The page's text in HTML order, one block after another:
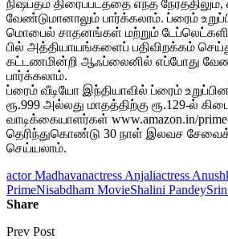
நிஷப்தம் திரைப்படத்தை எந்த நேரத்திலும்,
வேண்டுமானாலும் பார்க்கலாம். ப்ரைம்
மொபைல் சாதனங்கள் மற்றும்
பில் அத்தியாயங்களைப் பதிவிறக்கம்
கட்டணமின்றி ஆஃப்லைனில் எப்போது
பார்க்கலாம்.
ப்ரைம் வீடியோ இந்தியாவில் ப்ரைம்
ரூ.999 அல்லது மாதத்திற்கு ரூ.129-ல்
வாடிக்கையாளர்கள் www.amazon.in/
தெரிந்துகொண்டு 30 நாள் இலவச
செய்யலாம்.
actor Madhavanactress Anjaliactress
PrimeNisabdham MovieShalini Pandey
Share
Prev Post